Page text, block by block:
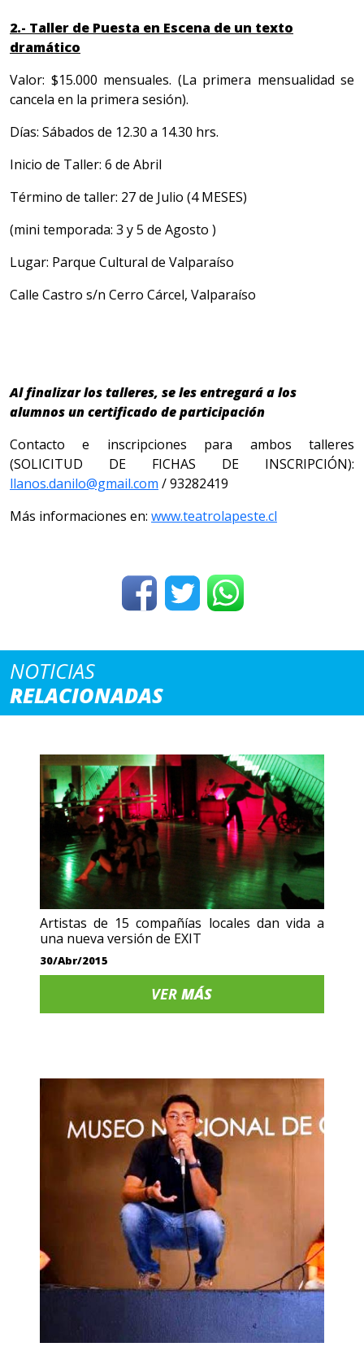
2.- Taller de Puesta en Escena de un texto
dramático
Valor: $15.000 mensuales. (La primera mensualidad se
cancela en la primera sesión).
Días: Sábados de 12.30 a 14.30 hrs.
Inicio de Taller: 6 de Abril
Término de taller: 27 de Julio (4 MESES)
(mini temporada: 3 y 5 de Agosto )
Lugar: Parque Cultural de Valparaíso
Calle Castro s/n Cerro Cárcel, Valparaíso
Al finalizar los talleres, se les entregará a los
alumnos un certificado de participación
Contacto e inscripciones para ambos talleres
(SOLICITUD DE FICHAS DE INSCRIPCIÓN):
llanos.danilo@gmail.com / 93282419
Más informaciones en: www.teatrolapeste.cl
NOTICIAS
RELACIONADAS
Artistas de 15 compañías locales dan vida a
una nueva versión de EXIT
30/Abr/2015
VERMÁS